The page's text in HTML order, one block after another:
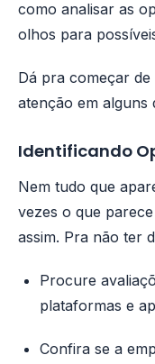
como analisar as
olhos para
Dá pra começar
atenção em alguns
Identificando
Nem tudo que
vezes o que
assim. Pra não ter
Procure
plataformas e
Confira se a